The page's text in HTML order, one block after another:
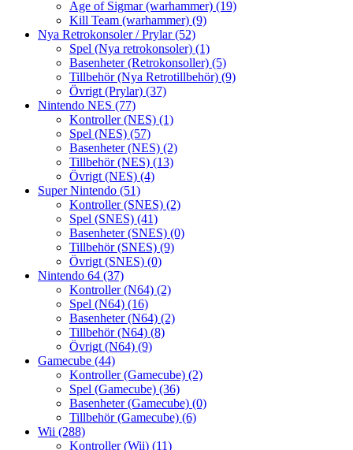
Age of Sigmar (warhammer) (19)
Kill Team (warhammer) (9)
Nya Retrokonsoler / Prylar(52)
Spel (Nya retrokonsoler) (1)
Basenheter (Retrokonsoller) (5)
Tillbehör (Nya Retrotillbehör) (9)
Övrigt (Prylar) (37)
Nintendo NES (77)
Kontroller (NES) (1)
Spel (NES) (57)
Basenheter (NES) (2)
Tillbehör (NES) (13)
Övrigt (NES) (4)
Super Nintendo (51)
Kontroller (SNES) (2)
Spel (SNES) (41)
Basenheter (SNES) (0)
Tillbehör (SNES) (9)
Övrigt (SNES) (0)
Nintendo 64 (37)
Kontroller (N64) (2)
Spel (N64) (16)
Basenheter (N64) (2)
Tillbehör (N64) (8)
Övrigt (N64) (9)
Gamecube (44)
Kontroller (Gamecube) (2)
Spel (Gamecube) (36)
Basenheter (Gamecube) (0)
Tillbehör (Gamecube) (6)
Wii (288)
Kontroller (Wii) (11)